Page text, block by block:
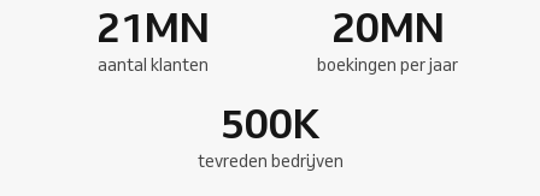
21MN
aantal klanten
20MN
boekingen per jaar
500K
tevreden bedrijven